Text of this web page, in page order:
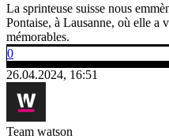
La sprinteuse suisse nous
Pontaise, à Lausanne, où elle a
mémorables.
0
26.04.2024, 16:51
Team watson